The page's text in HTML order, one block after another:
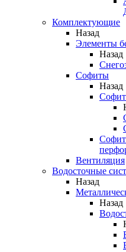
Комплектующие
Назад
Элементы
Назад
Софиты
Назад
Вентиляция
Водосточные
Назад
Назад